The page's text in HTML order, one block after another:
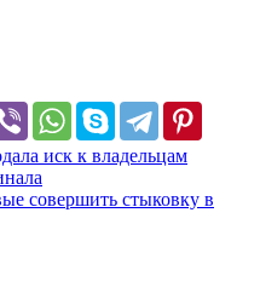
иск к владельцам
совершить стыковку в